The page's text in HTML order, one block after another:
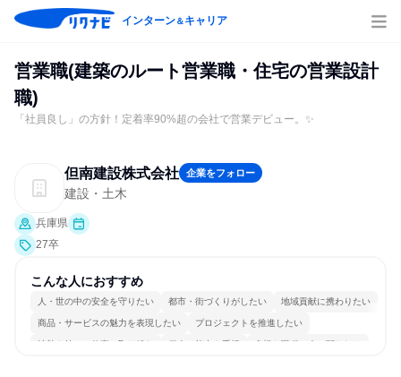
インターン＆キャリア
営業職(建築のルート営業職・住宅の営業設計
職)
「社員良し」の方針！定着率90%超の会社で営業デビュー。✨
但南建設株式会社 企業をフォロー
建設・土木
兵庫県
27卒
こんな人におすすめ
人・世の中の安全を守りたい 都市・街づくりがしたい 地域貢献に携わりたい
商品・サービスの魅力を表現したい プロジェクトを推進したい
情熱を持って仕事に取り組む 個人の能力を重視 多様な職種の人と関われる